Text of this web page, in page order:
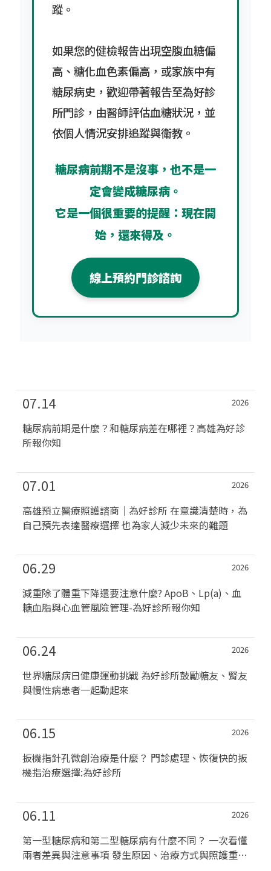
蹤。
如果您的健檢報告出現空腹血糖偏
高、糖化血色素偏高，或家族中有
糖尿病史，歡迎帶著報告至為好診
所門診，由醫師評估血糖狀況，並
依個人情況安排追蹤與衛教。
糖尿病前期不是沒事，也不是一
定會變成糖尿病。
它是一個很重要的提醒：現在開
始，還來得及。
線上預約門診諮詢
07.14 2026
糖尿病前期是什麼？和糖尿病差在哪裡？高雄為好診
所報你知
07.01 2026
高雄預立醫療照護諮商｜為好診所 在意識清楚時，為
自己預先表達醫療選擇 也為家人減少未來的難題
06.29 2026
減重除了體重下降還要注意什麼? ApoB、Lp(a)、血
糖血脂與心血管風險管理-為好診所報你知
06.24 2026
世界糖尿病日健康運動挑戰 為好診所鼓勵糖友、腎友
與慢性病患者一起動起來
06.15 2026
扳機指針孔微創治療是什麼？ 門診處理、恢復快的扳
機指治療選擇:為好診所
06.11 2026
第一型糖尿病和第二型糖尿病有什麼不同？ 一次看懂
兩者差異與注意事項 發生原因、治療方式與照護重點